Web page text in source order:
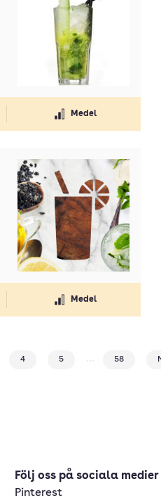
Medel
Medel
4 5 ... 58
Följ oss på sociala medier
Pinterest